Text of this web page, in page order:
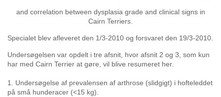
Links
Kontakt
and correlation between dysplasia grade and clinical signs in
Cairn Terriers.
Specialet blev afleveret den 1/3-2010 og forsvaret den 19/3-2010.
Undersøgelsen var opdelt i tre afsnit, hvor afsnit 2 og 3, som kun
har med Cairn Terrier at gøre, vil blive resumeret her.
1. Undersøgelse af prevalensen af arthrose (slidgigt) i hofteleddet
på små hunderacer (<15 kg).